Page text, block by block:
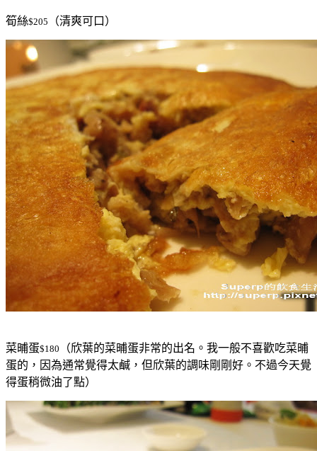
筍絲$205 （清爽可口）
菜晡蛋$180
（欣葉的菜晡蛋非常的出名。我一般不喜歡吃菜晡
蛋的，因為通常覺得太鹹，但欣葉的調味剛剛好。不過今天覺
得蛋稍微油了點）